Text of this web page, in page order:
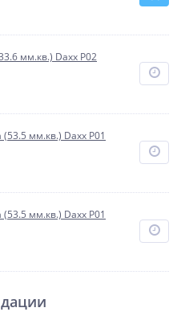
мм.кв.) Daxx P02
мм.кв.) Daxx P01
мм.кв.) Daxx P01